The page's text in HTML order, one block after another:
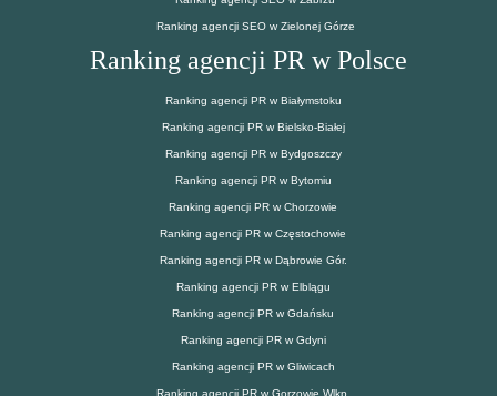
Ranking agencji SEO w Zielonej Górze
Ranking agencji PR w Polsce
Ranking agencji PR w Białymstoku
Ranking agencji PR w Bielsko-Białej
Ranking agencji PR w Bydgoszczy
Ranking agencji PR w Bytomiu
Ranking agencji PR w Chorzowie
Ranking agencji PR w Częstochowie
Ranking agencji PR w Dąbrowie Gór.
Ranking agencji PR w Elblągu
Ranking agencji PR w Gdańsku
Ranking agencji PR w Gdyni
Ranking agencji PR w Gliwicach
Ranking agencji PR w Gorzowie Wlkp.